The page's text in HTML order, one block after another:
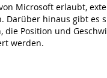
Microsoft erlaubt,
Darüber hinaus gibt es
die Position und
werden.